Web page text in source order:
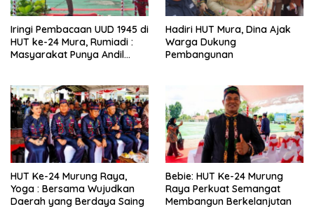
Iringi Pembacaan UUD 1945 di
HUT ke-24 Mura, Rumiadi :
Masyarakat Punya Andil
Hadiri HUT Mura, Dina Ajak
Warga Dukung
Pembangunan
HUT Ke-24 Murung Raya,
Yoga : Bersama Wujudkan
Daerah yang Berdaya Saing
Bebie: HUT Ke-24 Murung
Raya Perkuat Semangat
Membangun Berkelanjutan